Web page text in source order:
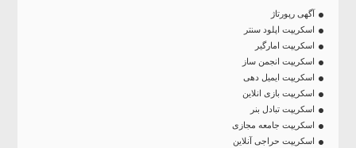
آگهی رپورتاژ
اسکریپت اپلود سنتر
اسکریپت امارگیر
اسکریپت انجمن ساز
اسکریپت ایمیل دهی
اسکریپت بازی انلاین
اسکریپت تبادل بنر
اسکریپت جامعه مجازی
اسکریپت حراجی آنلاین